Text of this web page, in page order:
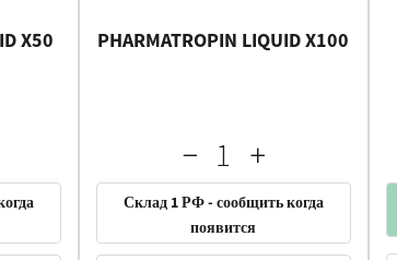
X50 PHARMATROPIN LIQUID X100
Склад 1 РФ - сообщить когда
появится